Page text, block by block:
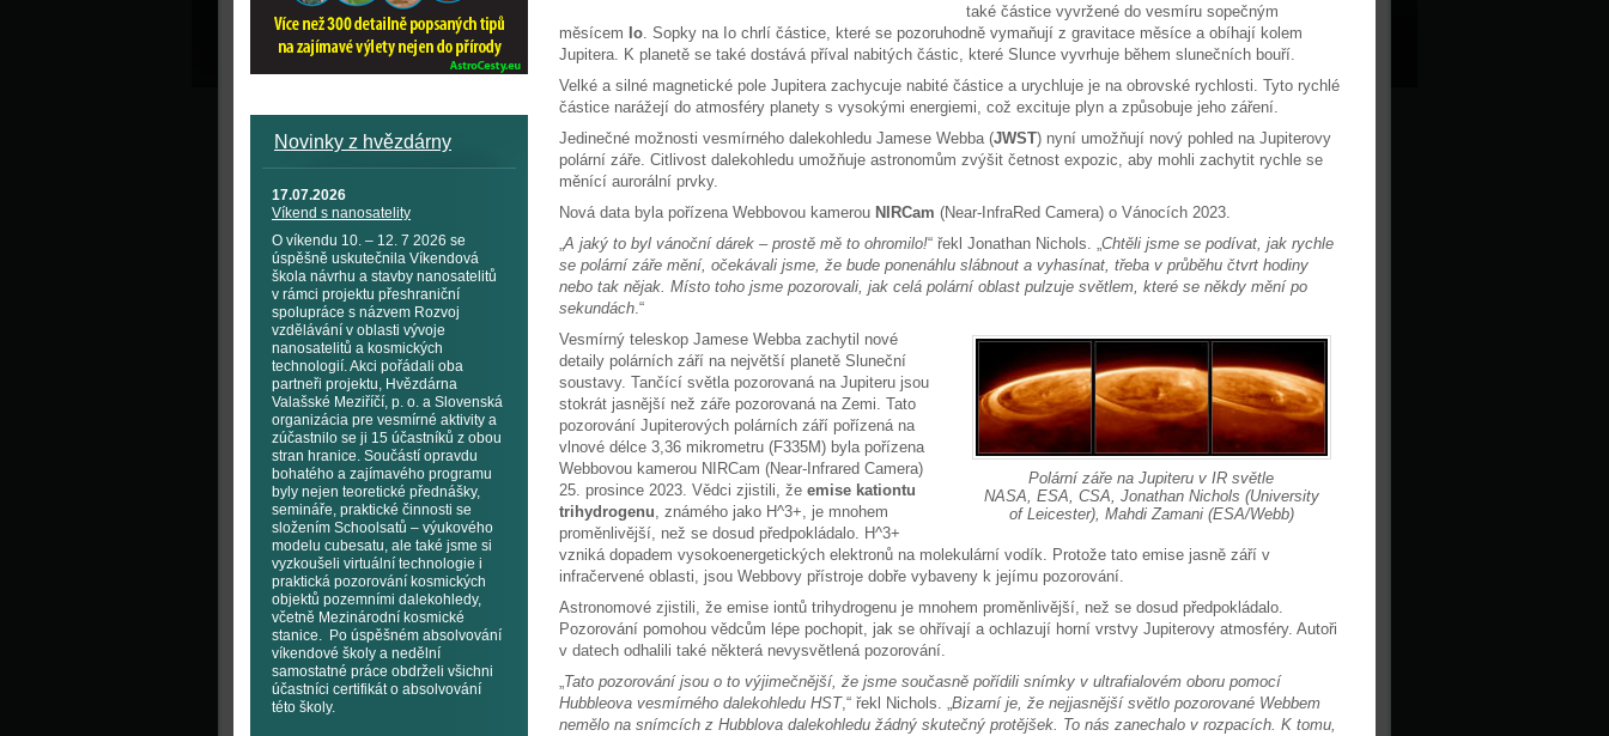
Novinky z hvězdárny
17.07.2026
Víkend s nanosatelity
O víkendu 10. – 12. 7 2026 se
úspěšně uskutečnila Víkendová
škola návrhu a stavby nanosatelitů
v rámci projektu přeshraniční
spolupráce s názvem Rozvoj
vzdělávání v oblasti vývoje
nanosatelitů a kosmických
technologií. Akci pořádali oba
partneři projektu, Hvězdárna
Valašské Meziříčí, p. o. a Slovenská
organizácia pre vesmírné aktivity a
zúčastnilo se ji 15 účastníků z obou
stran hranice. Součástí opravdu
bohatého a zajímavého programu
byly nejen teoretické přednášky,
semináře, praktické činnosti se
složením Schoolsatů – výukového
modelu cubesatu, ale také jsme si
vyzkoušeli virtuální technologie i
praktická pozorování kosmických
objektů pozemními dalekohledy,
včetně Mezinárodní kosmické
stanice. Po úspěšném absolvování
víkendové školy a nedělní
samostatné práce obdrželi všichni
účastníci certifikát o absolvování
této školy.
také částice vyvržené do vesmíru sopečným
měsícem Io. Sopky na Io chrlí částice, které se pozoruhodně vymaňují z gravitace měsíce a obíhají kolem
Jupitera. K planetě se také dostává příval nabitých částic, které Slunce vyvrhuje během slunečních bouří.
Velké a silné magnetické pole Jupitera zachycuje nabité částice a urychluje je na obrovské rychlosti. Tyto rychlé
částice narážejí do atmosféry planety s vysokými energiemi, což excituje plyn a způsobuje jeho záření.
Jedinečné možnosti vesmírného dalekohledu Jamese Webba (JWST) nyní umožňují nový pohled na Jupiterovy
polární záře. Citlivost dalekohledu umožňuje astronomům zvýšit četnost expozic, aby mohli zachytit rychle se
měnící aurorální prvky.
Nová data byla pořízena Webbovou kamerou NIRCam (Near-InfraRed Camera) o Vánocích 2023.
„A jaký to byl vánoční dárek – prostě mě to ohromilo!“ řekl Jonathan Nichols. „Chtěli jsme se podívat, jak rychle
se polární záře mění, očekávali jsme, že bude ponenáhlu slábnout a vyhasínat, třeba v průběhu čtvrt hodiny
nebo tak nějak. Místo toho jsme pozorovali, jak celá polární oblast pulzuje světlem, které se někdy mění po
sekundách.“
Polární záře na Jupiteru v IR světle
NASA, ESA, CSA, Jonathan Nichols (University
of Leicester), Mahdi Zamani (ESA/Webb)
Vesmírný teleskop Jamese Webba zachytil nové
detaily polárních září na největší planetě Sluneční
soustavy. Tančící světla pozorovaná na Jupiteru jsou
stokrát jasnější než záře pozorovaná na Zemi. Tato
pozorování Jupiterových polárních září pořízená na
vlnové délce 3,36 mikrometru (F335M) byla pořízena
Webbovou kamerou NIRCam (Near-Infrared Camera)
25. prosince 2023. Vědci zjistili, že emise kationtu
trihydrogenu, známého jako H^3+, je mnohem
proměnlivější, než se dosud předpokládalo. H^3+
vzniká dopadem vysokoenergetických elektronů na molekulární vodík. Protože tato emise jasně září v
infračervené oblasti, jsou Webbovy přístroje dobře vybaveny k jejímu pozorování.
Astronomové zjistili, že emise iontů trihydrogenu je mnohem proměnlivější, než se dosud předpokládalo.
Pozorování pomohou vědcům lépe pochopit, jak se ohřívají a ochlazují horní vrstvy Jupiterovy atmosféry. Autoři
v datech odhalili také některá nevysvětlená pozorování.
„Tato pozorování jsou o to výjimečnější, že jsme současně pořídili snímky v ultrafialovém oboru pomocí
Hubbleova vesmírného dalekohledu HST,“ řekl Nichols. „Bizarní je, že nejjasnější světlo pozorované Webbem
nemělo na snímcích z Hubblova dalekohledu žádný skutečný protějšek. To nás zanechalo v rozpacích. K tomu,